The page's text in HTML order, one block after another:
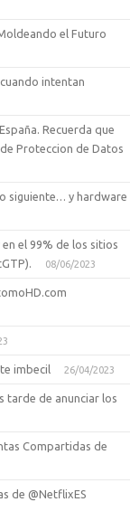
el Futuro
intentan
Recuerda que
Proteccion de Datos
siguiente… y hardware
el 99% de los sitios
08/06/2023
imbecil 26/04/2023
tarde de anunciar los
Compartidas de
de @NetflixES